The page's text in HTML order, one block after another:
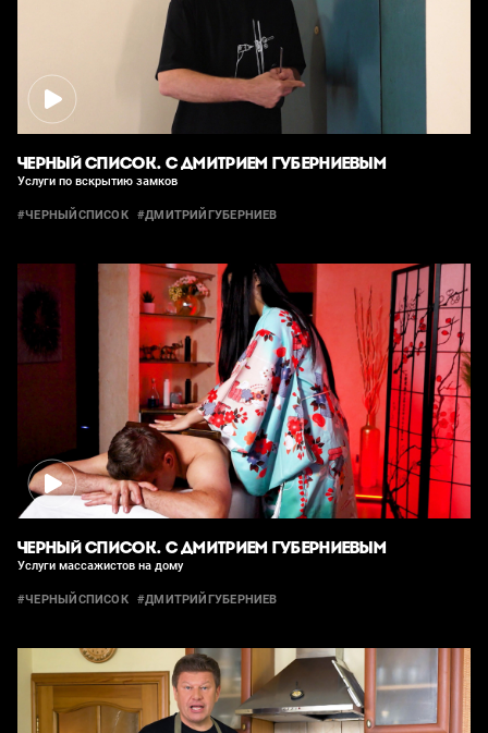
ЧЕРНЫЙ СПИСОК. С ДМИТРИЕМ ГУБЕРНИЕВЫМ
Услуги по вскрытию замков
#ЧЕРНЫЙСПИСОК #ДМИТРИЙГУБЕРНИЕВ
ЧЕРНЫЙ СПИСОК. С ДМИТРИЕМ ГУБЕРНИЕВЫМ
Услуги массажистов на дому
#ЧЕРНЫЙСПИСОК #ДМИТРИЙГУБЕРНИЕВ